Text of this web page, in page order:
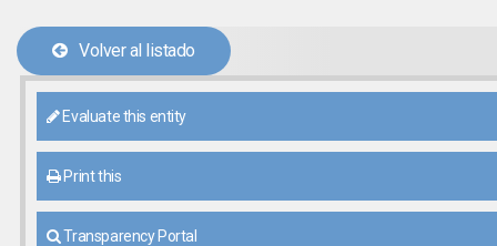
Volver al listado
Evaluate this entity
Print this
Transparency Portal